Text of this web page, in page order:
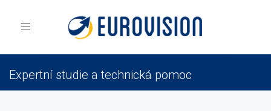
Toggle
Expertní studie a technická pomoc